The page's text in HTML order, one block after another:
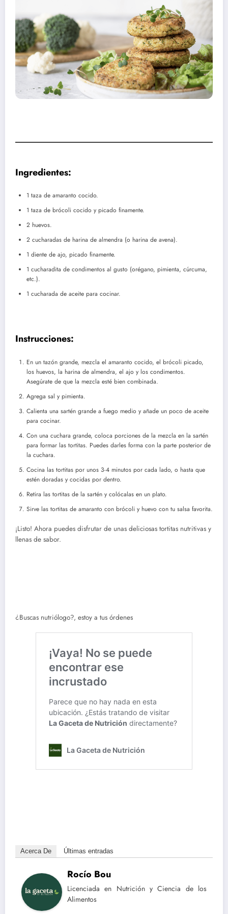
Ingredientes:
1 taza de amaranto cocido.
1 taza de brócoli cocido y picado finamente.
2 huevos.
2 cucharadas de harina de almendra (o harina de avena).
1 diente de ajo, picado finamente.
1 cucharadita de condimentos al gusto (orégano, pimienta, cúrcuma,
etc.).
1 cucharada de aceite para cocinar.
Instrucciones:
En un tazón grande, mezcla el amaranto cocido, el brócoli picado,
los huevos, la harina de almendra, el ajo y los condimentos.
Asegúrate de que la mezcla esté bien combinada.
Agrega sal y pimienta.
Calienta una sartén grande a fuego medio y añade un poco de aceite
para cocinar.
Con una cuchara grande, coloca porciones de la mezcla en la sartén
para formar las tortitas. Puedes darles forma con la parte posterior de
la cuchara.
Cocina las tortitas por unos 3-4 minutos por cada lado, o hasta que
estén doradas y cocidas por dentro.
Retira las tortitas de la sartén y colócalas en un plato.
Sirve las tortitas de amaranto con brócoli y huevo con tu salsa favorita.
¡Listo! Ahora puedes disfrutar de unas deliciosas tortitas nutritivas y
llenas de sabor.
¿Buscas nutriólogo?, estoy a tus órdenes
Acerca De Últimas entradas
Rocío Bou
Licenciada en Nutrición y Ciencia de los
Alimentos